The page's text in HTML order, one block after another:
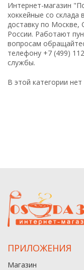
Интернет-магазин
хоккейные со
доставку по Москве,
России. Работают
вопросам
телефону +7 (499)
службы.
В этой категории
ПРИЛОЖЕНИЯ
Магазин